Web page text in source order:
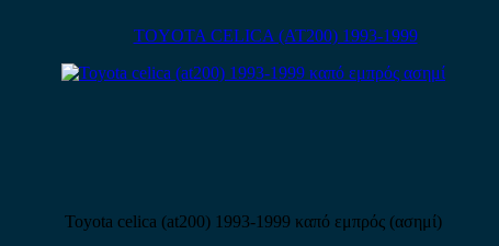
TOYOTA CELICA (AT200) 1993-1999
Toyota celica (at200) 1993-1999 καπό εμπρός (ασημί)